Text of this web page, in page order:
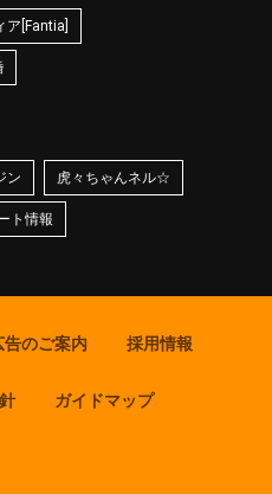
ア[Fantia]
ン 虎々ちゃんネル☆
ト情報
告のご案内 採用情報
ガイドマップ